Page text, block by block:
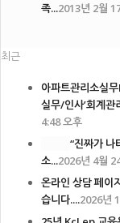
족...2013년 2월
최근
아파트관리소실
실무/인사’회계관
4:48 오후
“진짜가 나
소...2026년 4월
온라인 상담 페이
습니다....2026년